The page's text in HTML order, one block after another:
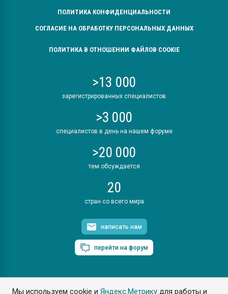
Мы используем cookie иЯндекс.Метрику для работы и
ПОЛИТИКА КОНФИДЕНЦИАЛЬНОСТИ
СОГЛАСИЕ НА ОБРАБОТКУ ПЕРСОНАЛЬНЫХ ДАННЫХ
ПОЛИТИКА В ОТНОШЕНИИ ФАЙЛОВ COOKIE
>13 000
зарегистрированных специалистов
>3 000
специалистов в день на нашем форуме
>20 000
тем обсуждается
20
стран со всего мира
написать нам
перейти на форум
ПластЭксперт © 2006. Все права защищены